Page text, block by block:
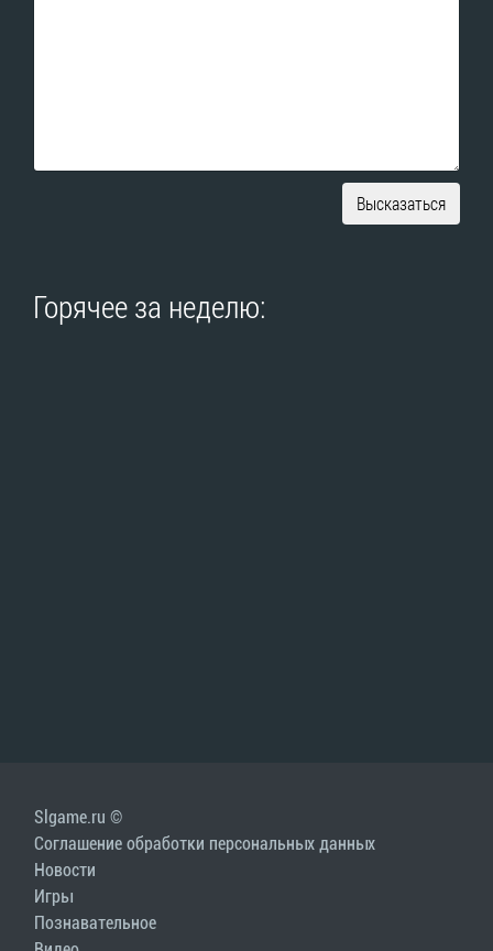
Высказаться
Горячее за неделю:
Slgame.ru ©
Соглашение обработки персональных данных
Новости
Игры
Познавательное